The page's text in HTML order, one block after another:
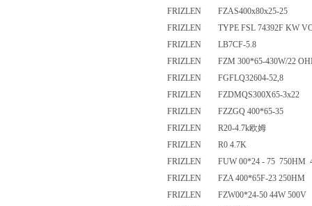
FRIZLEN FZAS400x80x25-25
FRIZLEN TYPE FSL 74392F
FRIZLEN LB7CF-5.8
FRIZLEN FZM 300*65-430W/22
FRIZLEN FGFLQ32604-52,8
FRIZLEN FZDMQS300X65-
FRIZLEN FZZGQ 400*65-35
FRIZLEN R20-4.7k欧姆
FRIZLEN R0 4.7K
FRIZLEN FUW 00*24 - 75
FRIZLEN FZA 400*65F-23
FRIZLEN FZW00*24-50 44W